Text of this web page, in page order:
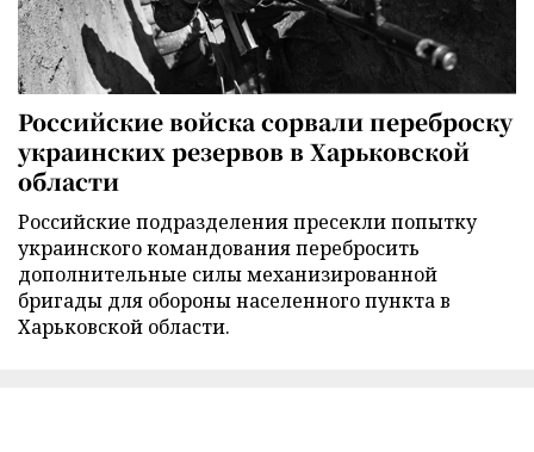
Российские войска сорвали переброску
украинских резервов в Харьковской
области
Российские подразделения пресекли попытку
украинского командования перебросить
дополнительные силы механизированной
бригады для обороны населенного пункта в
Харьковской области.